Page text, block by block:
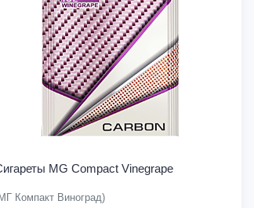
MG Compact Vinegrape
Компакт Виноград)